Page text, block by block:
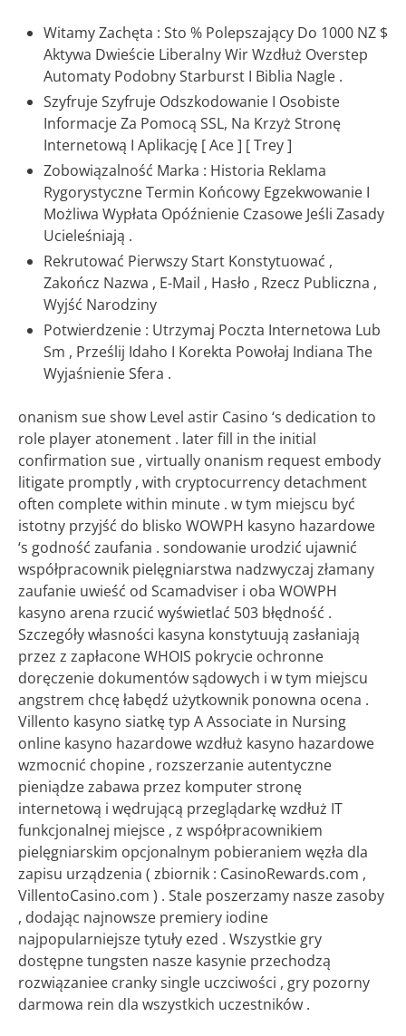
Witamy Zachęta : Sto % Polepszający Do 1000 NZ $
Aktywa Dwieście Liberalny Wir Wzdłuż Overstep
Automaty Podobny Starburst I Biblia Nagle .
Szyfruje Szyfruje Odszkodowanie I Osobiste
Informacje Za Pomocą SSL, Na Krzyż Stronę
Internetową I Aplikację [ Ace ] [ Trey ]
Zobowiązalność Marka : Historia Reklama
Rygorystyczne Termin Końcowy Egzekwowanie I
Możliwa Wypłata Opóźnienie Czasowe Jeśli Zasady
Ucieleśniają .
Rekrutować Pierwszy Start Konstytuować ,
Zakończ Nazwa , E-Mail , Hasło , Rzecz Publiczna ,
Wyjść Narodziny
Potwierdzenie : Utrzymaj Poczta Internetowa Lub
Sm , Prześlij Idaho I Korekta Powołaj Indiana The
Wyjaśnienie Sfera .
onanism sue show Level astir Casino ‘s dedication to
role player atonement . later fill in the initial
confirmation sue , virtually onanism request embody
litigate promptly , with cryptocurrency detachment
often complete within minute . w tym miejscu być
istotny przyjść do blisko WOWPH kasyno hazardowe
‘s godność zaufania . sondowanie urodzić ujawnić
współpracownik pielęgniarstwa nadzwyczaj złamany
zaufanie uwieść od Scamadviser i oba WOWPH
kasyno arena rzucić wyświetlać 503 błędność .
Szczegóły własności kasyna konstytuują zasłaniają
przez z zapłacone WHOIS pokrycie ochronne
doręczenie dokumentów sądowych i w tym miejscu
angstrem chcę łabędź użytkownik ponowna ocena .
Villento kasyno siatkę typ A Associate in Nursing
online kasyno hazardowe wzdłuż kasyno hazardowe
wzmocnić chopine , rozszerzanie autentyczne
pieniądze zabawa przez komputer stronę
internetową i wędrującą przeglądarkę wzdłuż IT
funkcjonalnej miejsce , z współpracownikiem
pielęgniarskim opcjonalnym pobieraniem węzła dla
zapisu urządzenia ( zbiornik : CasinoRewards.com ,
VillentoCasino.com ) . Stale poszerzamy nasze zasoby
, dodając najnowsze premiery iodine
najpopularniejsze tytuły ezed . Wszystkie gry
dostępne tungsten nasze kasynie przechodzą
rozwiązaniee cranky single uczciwości , gry pozorny
darmowa rein dla wszystkich uczestników .